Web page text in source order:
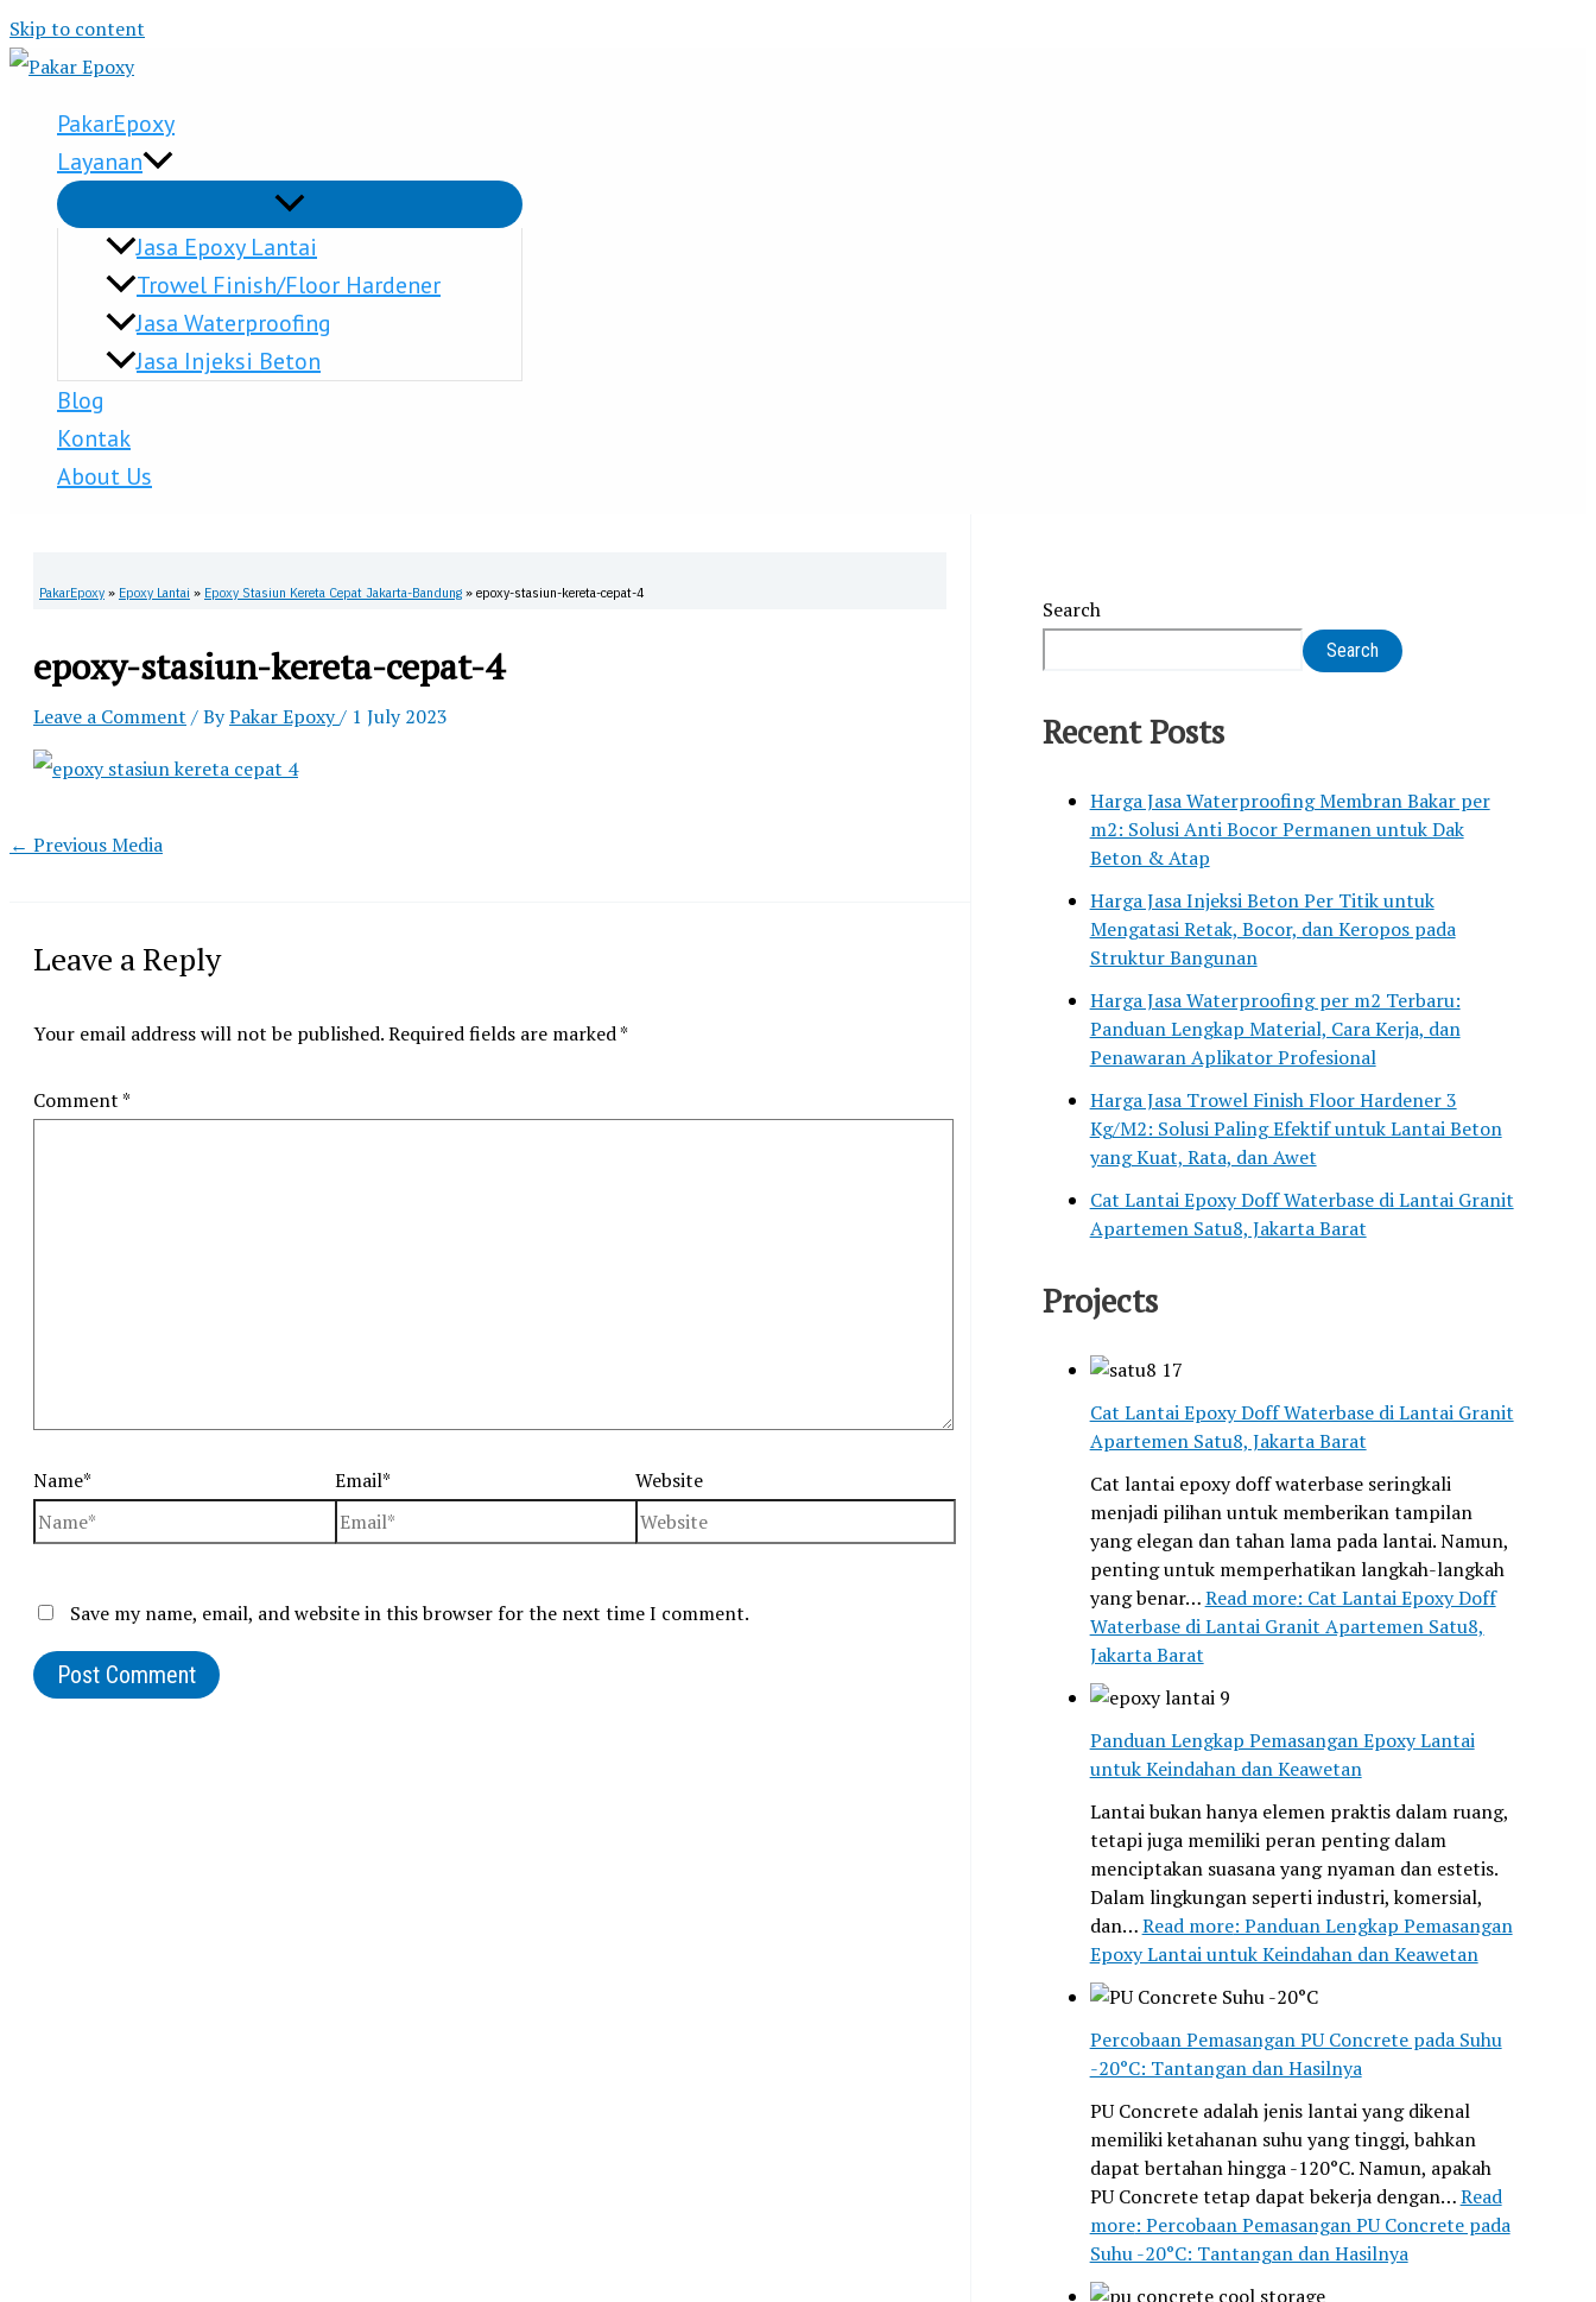
Skip to content
PakarEpoxy
Layanan
Jasa Epoxy Lantai
Trowel Finish/Floor Hardener
Jasa Waterproofing
Jasa Injeksi Beton
Blog
Kontak
About Us
PakarEpoxy » Epoxy Lantai » Epoxy Stasiun Kereta Cepat Jakarta-Bandung » epoxy-stasiun-kereta-cepat-4
epoxy-stasiun-kereta-cepat-4
Leave a Comment / ByPakar Epoxy/ 1 July 2023
← Previous Media
Leave a Reply
Your email address will not be published.Required fields are marked*
Comment*
Name* Email* Website
Save my name, email, and website in this browser for the next time I comment.
Search
Search
Recent Posts
Harga Jasa Waterproofing Membran Bakar per
m2: Solusi Anti Bocor Permanen untuk Dak
Beton & Atap
Harga Jasa Injeksi Beton Per Titik untuk
Mengatasi Retak, Bocor, dan Keropos pada
Struktur Bangunan
Harga Jasa Waterproofing per m2 Terbaru:
Panduan Lengkap Material, Cara Kerja, dan
Penawaran Aplikator Profesional
Harga Jasa Trowel Finish Floor Hardener 3
Kg/M2: Solusi Paling Efektif untuk Lantai Beton
yang Kuat, Rata, dan Awet
Cat Lantai Epoxy Doff Waterbase di Lantai Granit
Apartemen Satu8, Jakarta Barat
Projects
Cat Lantai Epoxy Doff Waterbase di Lantai Granit
Apartemen Satu8, Jakarta Barat
Cat lantai epoxy doff waterbase seringkali
menjadi pilihan untuk memberikan tampilan
yang elegan dan tahan lama pada lantai. Namun,
penting untuk memperhatikan langkah-langkah
yang benar…Read more: Cat Lantai Epoxy Doff
Waterbase di Lantai Granit Apartemen Satu8,
Jakarta Barat
Panduan Lengkap Pemasangan Epoxy Lantai
untuk Keindahan dan Keawetan
Lantai bukan hanya elemen praktis dalam ruang,
tetapi juga memiliki peran penting dalam
menciptakan suasana yang nyaman dan estetis.
Dalam lingkungan seperti industri, komersial,
dan…Read more: Panduan Lengkap Pemasangan
Epoxy Lantai untuk Keindahan dan Keawetan
Percobaan Pemasangan PU Concrete pada Suhu
-20°C: Tantangan dan Hasilnya
PU Concrete adalah jenis lantai yang dikenal
memiliki ketahanan suhu yang tinggi, bahkan
dapat bertahan hingga -120°C. Namun, apakah
PU Concrete tetap dapat bekerja dengan…Read
more: Percobaan Pemasangan PU Concrete pada
Suhu -20°C: Tantangan dan Hasilnya